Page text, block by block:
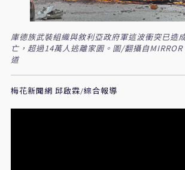
庫德族武裝組織與敘利亞政府軍這波衝突已造
亡，超過14萬人逃離家園。圖/翻攝自
道
梅花新聞網 邱啟霖/綜合報導